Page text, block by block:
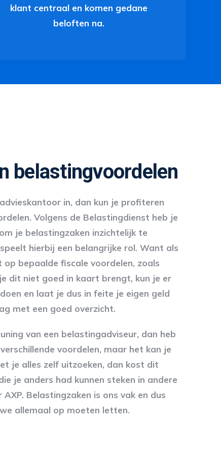
klant centraal en komen gedane
beloften na.
belastingvoordelen
in, dan kun je profiteren
Volgens de Belastingdienst heb je
je belastingzaken inzichtelijk te
hierbij een belangrijke rol. Want als
op bepaalde fiscale voordelen, zoals
dit niet goed in kaart brengt, kun je er
en laat je dus in feite je eigen geld
met een goed overzicht.
van een belastingadviseur, dan heb
voordelen, maar het kan je
je alles zelf uitzoeken, dan kost dit
je anders had kunnen steken in andere
Belastingzaken is ons vak en dus
allemaal op moeten letten.